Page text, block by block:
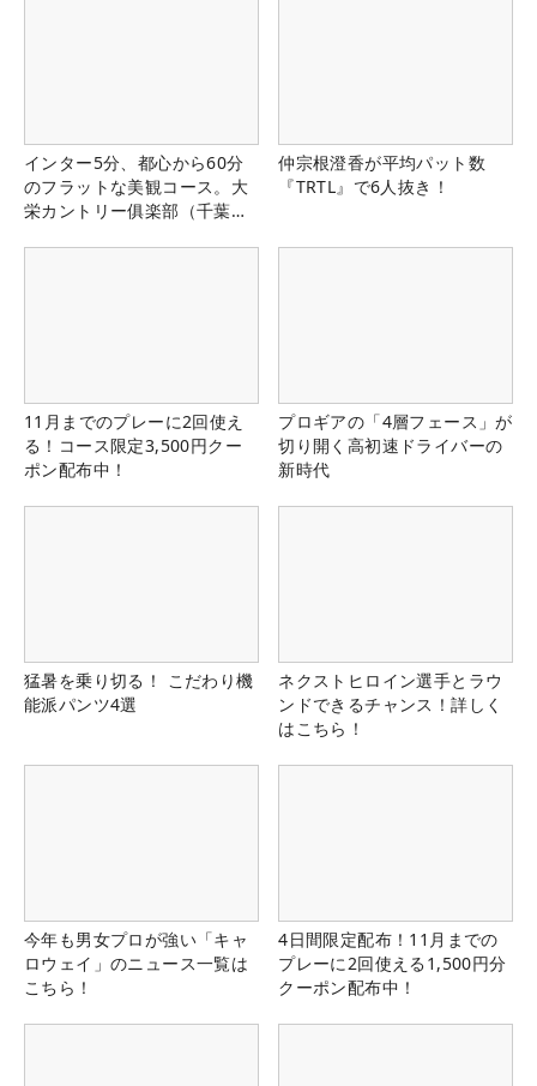
インター5分、都心から60分
のフラットな美観コース。大
栄カントリー俱楽部（千葉
仲宗根澄香が平均パット数
『TRTL』で6人抜き！
11月までのプレーに2回使え
る！コース限定3,500円クー
ポン配布中！
プロギアの「4層フェース」が
切り開く高初速ドライバーの
新時代
猛暑を乗り切る！ こだわり機
能派パンツ4選
ネクストヒロイン選手とラウ
ンドできるチャンス！詳しく
はこちら！
今年も男女プロが強い「キャ
ロウェイ」のニュース一覧は
こちら！
4日間限定配布！11月までの
プレーに2回使える1,500円分
クーポン配布中！